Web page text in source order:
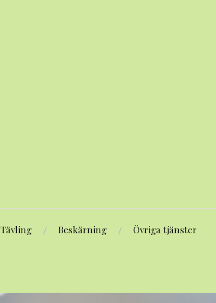
Tävling Beskärning Övriga tjänster